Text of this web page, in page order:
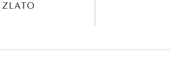
ZLATO